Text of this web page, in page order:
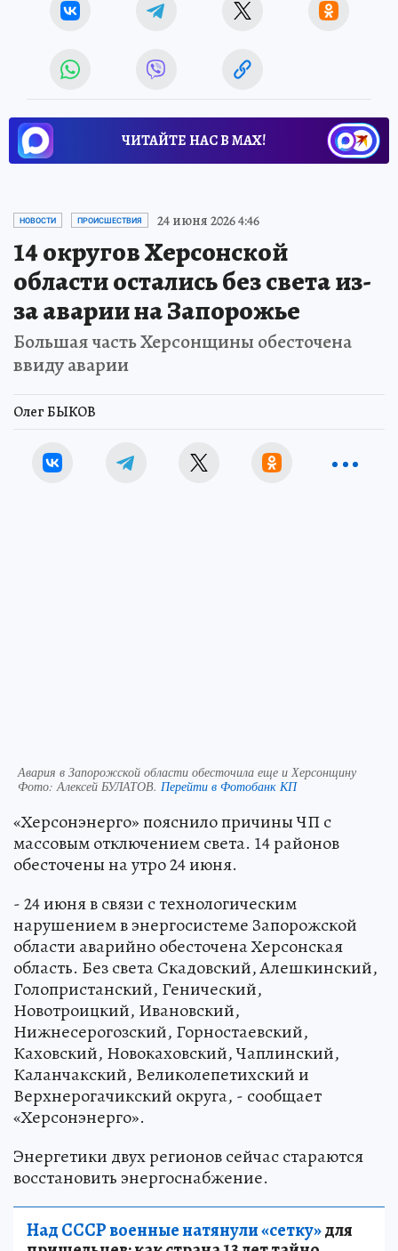
ЧИТАЙТЕ НАС В МАХ!
НОВОСТИ ПРОИСШЕСТВИЯ 24 июня 2026 4:46
14 округов Херсонской
области остались без света из-
за аварии на Запорожье
Большая часть Херсонщины обесточена
ввиду аварии
Олег БЫКОВ
Авария в Запорожской области обесточила еще и Херсонщину
Фото:Алексей БУЛАТОВ. Перейти в Фотобанк КП
«Херсонэнерго» пояснило причины ЧП с
массовым отключением света. 14 районов
обесточены на утро 24 июня.
- 24 июня в связи с технологическим
нарушением в энергосистеме Запорожской
области аварийно обесточена Херсонская
область. Без света Скадовский, Алешкинский,
Голопристанский, Генический,
Новотроицкий, Ивановский,
Нижнесерогозский, Горностаевский,
Каховский, Новокаховский, Чаплинский,
Каланчакский, Великолепетихский и
Верхнерогачикский округа, - сообщает
«Херсонэнерго».
Энергетики двух регионов сейчас стараются
восстановить энергоснабжение.
Над СССР военные натянули «сетку»для